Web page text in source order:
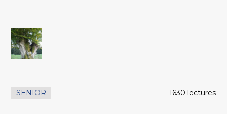
SENIOR 1630 lectures